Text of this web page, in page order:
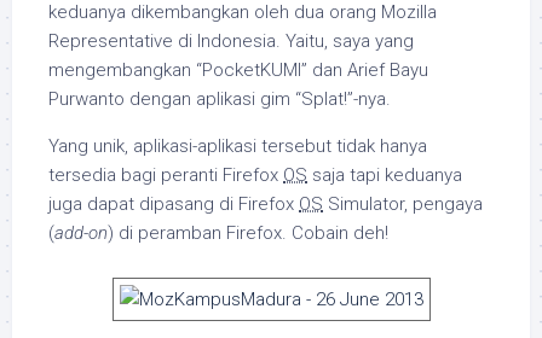
keduanya dikembangkan oleh dua orang Mozilla
Representative di Indonesia. Yaitu, saya yang
mengembangkan “PocketKUMI” dan Arief Bayu
Purwanto dengan aplikasi gim “Splat!”-nya.
Yang unik, aplikasi-aplikasi tersebut tidak hanya
tersedia bagi peranti Firefox OS saja tapi keduanya
juga dapat dipasang di Firefox OS Simulator, pengaya
(add-on) di peramban Firefox. Cobain deh!